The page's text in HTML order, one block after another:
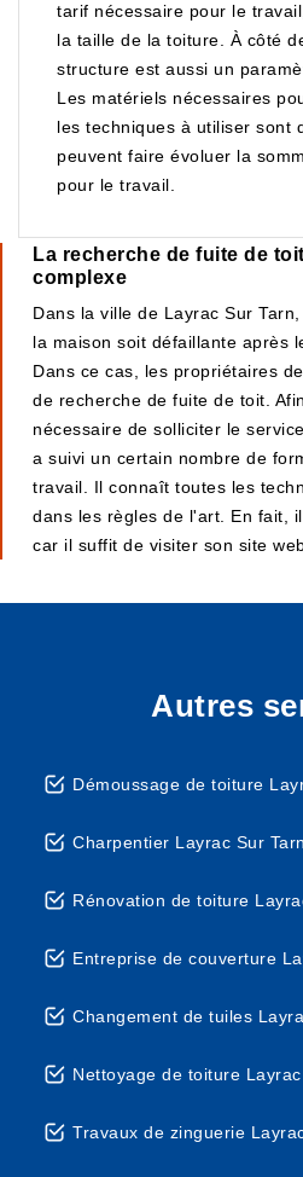
tarif nécessaire pour le
la taille de la toiture. À côté
structure est aussi un
Les matériels nécessaires
les techniques à utiliser sont
peuvent faire évoluer la
pour le travail.
La recherche de fuite de
complexe
Dans la ville de Layrac Sur
la maison soit défaillante après
Dans ce cas, les propriétaires
de recherche de fuite de toit.
nécessaire de solliciter le
a suivi un certain nombre de
travail. Il connaît toutes les
dans les règles de l'art. En fait,
car il suffit de visiter son site
Autres
Démoussage de toiture
Charpentier Layrac Sur
Rénovation de toiture
Entreprise de couverture
Changement de tuiles
Nettoyage de toiture
Travaux de zinguerie